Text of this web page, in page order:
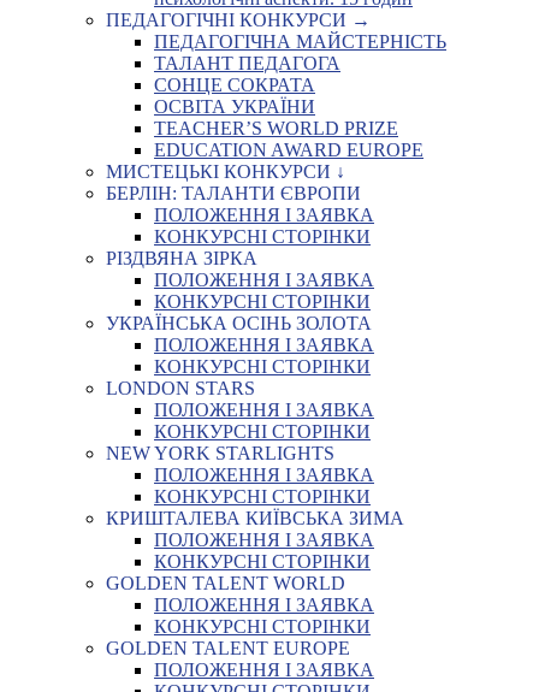
ПЕДАГОГІЧНІ КОНКУРСИ →
ПЕДАГОГІЧНА МАЙСТЕРНІСТЬ
ТАЛАНТ ПЕДАГОГА
СОНЦЕ СОКРАТА
ОСВІТА УКРАЇНИ
TEACHER’S WORLD PRIZE
EDUCATION AWARD EUROPE
МИСТЕЦЬКІ КОНКУРСИ ↓
БЕРЛІН: ТАЛАНТИ ЄВРОПИ
ПОЛОЖЕННЯ І ЗАЯВКА
КОНКУРСНІ СТОРІНКИ
РІЗДВЯНА ЗІРКА
ПОЛОЖЕННЯ І ЗАЯВКА
КОНКУРСНІ СТОРІНКИ
УКРАЇНСЬКА ОСІНЬ ЗОЛОТА
ПОЛОЖЕННЯ І ЗАЯВКА
КОНКУРСНІ СТОРІНКИ
LONDON STARS
ПОЛОЖЕННЯ І ЗАЯВКА
КОНКУРСНІ СТОРІНКИ
NEW YORK STARLIGHTS
ПОЛОЖЕННЯ І ЗАЯВКА
КОНКУРСНІ СТОРІНКИ
КРИШТАЛЕВА КИЇВСЬКА ЗИМА
ПОЛОЖЕННЯ І ЗАЯВКА
КОНКУРСНІ СТОРІНКИ
GOLDEN TALENT WORLD
ПОЛОЖЕННЯ І ЗАЯВКА
КОНКУРСНІ СТОРІНКИ
GOLDEN TALENT EUROPE
ПОЛОЖЕННЯ І ЗАЯВКА